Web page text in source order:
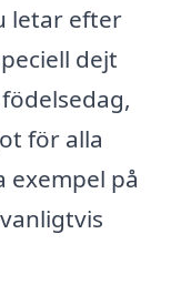
letar efter
dejt
för alla
exempel på